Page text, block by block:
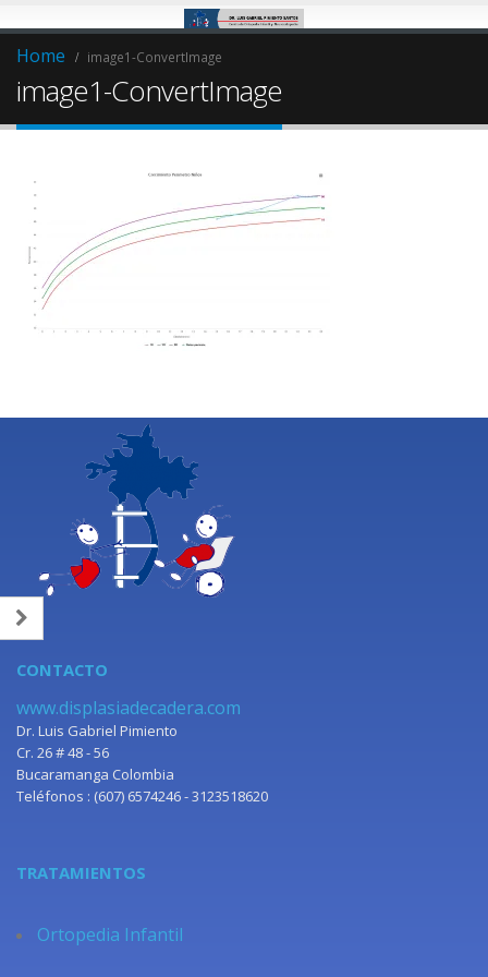
Home image1-ConvertImage
image1-ConvertImage
CONTACTO
www.displasiadecadera.com
Dr. Luis Gabriel Pimiento
Cr. 26 # 48 - 56
Bucaramanga Colombia
Teléfonos : (607) 6574246 - 3123518620
TRATAMIENTOS
Ortopedia Infantil